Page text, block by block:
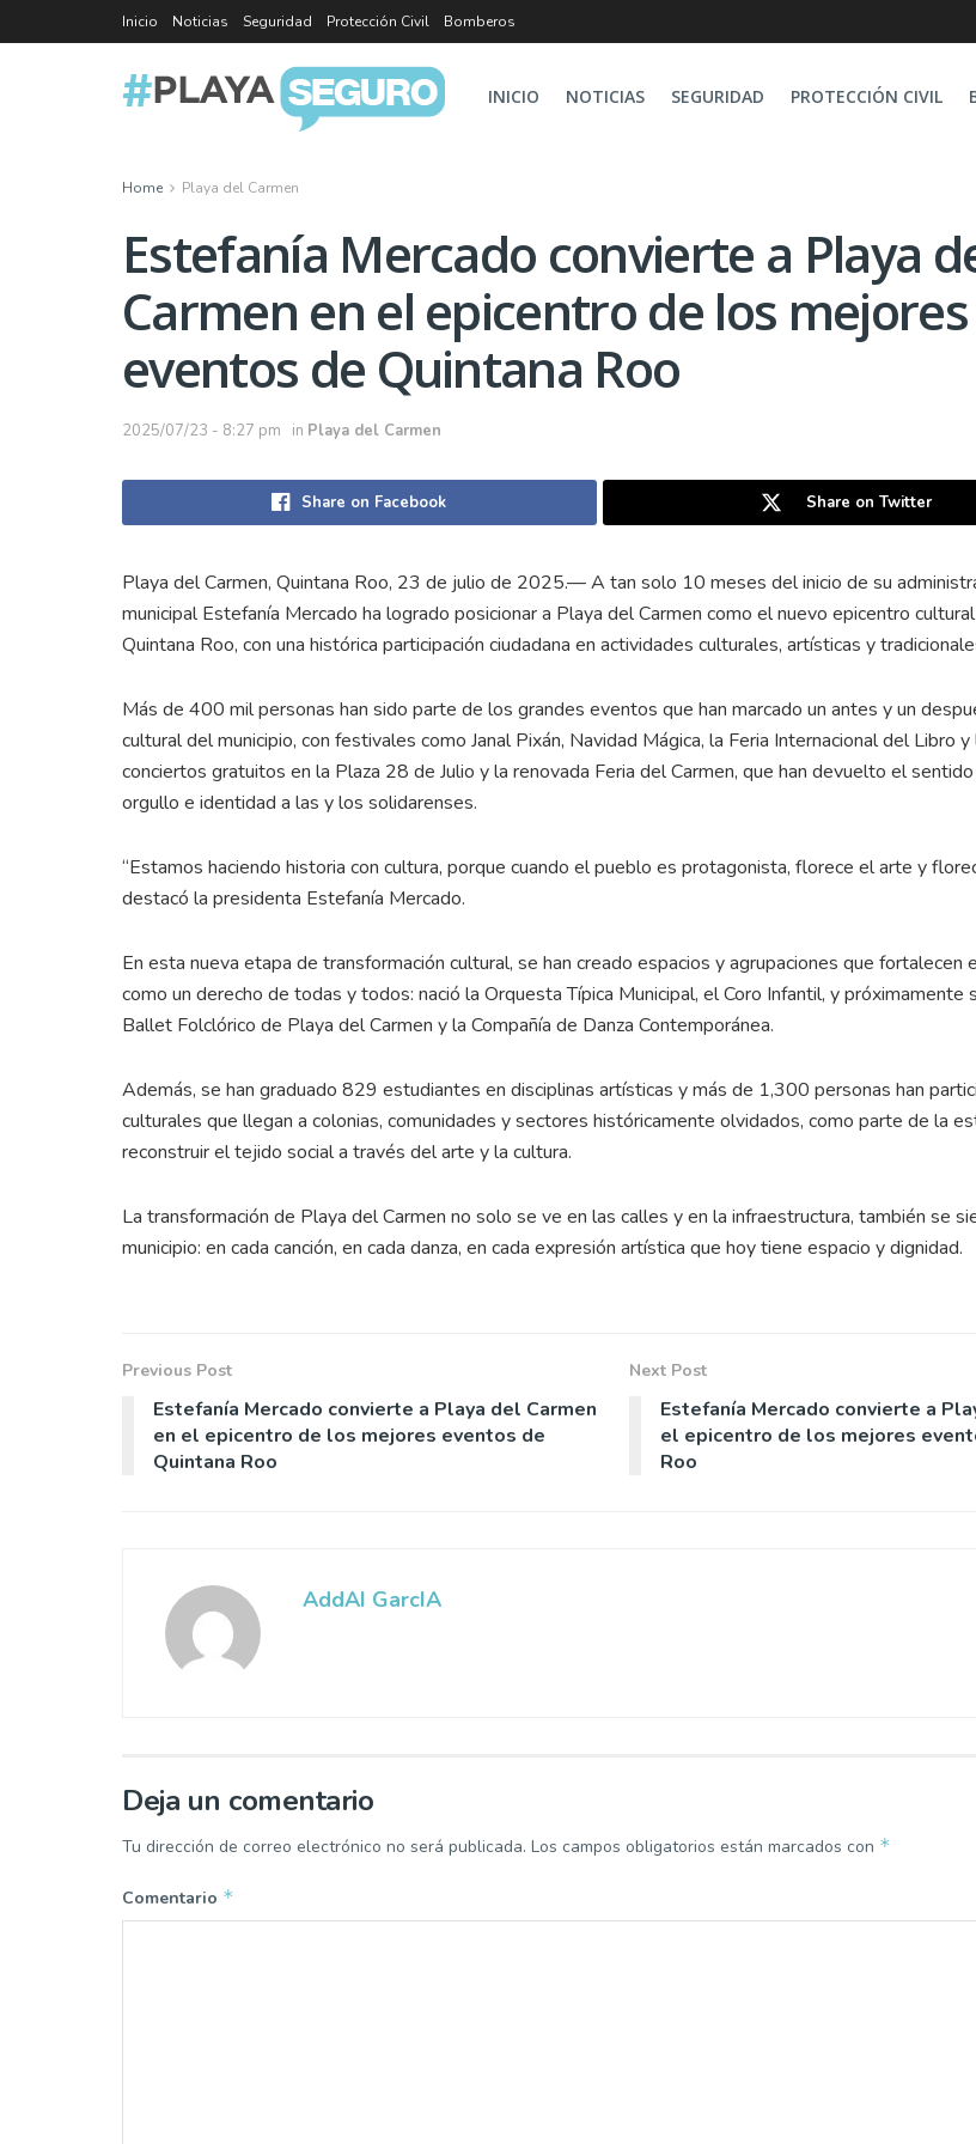
Inicio Noticias Seguridad Protección Civil Bomberos
INICIO NOTICIAS SEGURIDAD PROTECCIÓN CIVIL
Home Playa del Carmen
Estefanía Mercado convierte a Playa
Carmen en el epicentro de los mejores
eventos de Quintana Roo
2025/07/23 - 8:27 pm in Playa del Carmen
Share on Facebook Share on Twitter
Playa del Carmen, Quintana Roo, 23 de julio de 2025.— A tan solo 10 meses del inicio de su
municipal Estefanía Mercado ha logrado posicionar a Playa del Carmen como el nuevo epicentro
Quintana Roo, con una histórica participación ciudadana en actividades culturales, artísticas y
Más de 400 mil personas han sido parte de los grandes eventos que han marcado un antes y un
cultural del municipio, con festivales como Janal Pixán, Navidad Mágica, la Feria Internacional del Libro y
conciertos gratuitos en la Plaza 28 de Julio y la renovada Feria del Carmen, que han devuelto el
orgullo e identidad a las y los solidarenses.
“Estamos haciendo historia con cultura, porque cuando el pueblo es protagonista, florece el arte y
destacó la presidenta Estefanía Mercado.
En esta nueva etapa de transformación cultural, se han creado espacios y agrupaciones que fortalecen
como un derecho de todas y todos: nació la Orquesta Típica Municipal, el Coro Infantil, y próximamente
Ballet Folclórico de Playa del Carmen y la Compañía de Danza Contemporánea.
Además, se han graduado 829 estudiantes en disciplinas artísticas y más de 1,300 personas han
culturales que llegan a colonias, comunidades y sectores históricamente olvidados, como parte de la
reconstruir el tejido social a través del arte y la cultura.
La transformación de Playa del Carmen no solo se ve en las calles y en la infraestructura, también se
municipio: en cada canción, en cada danza, en cada expresión artística que hoy tiene espacio y dignidad.
Previous Post
Estefanía Mercado convierte a Playa del Carmen
en el epicentro de los mejores eventos de
Quintana Roo
Next Post
Estefanía Mercado convierte a
el epicentro de los mejores
Roo
AddAI GarcIA
Deja un comentario
Tu dirección de correo electrónico no será publicada. Los campos obligatorios están marcados con *
Comentario *